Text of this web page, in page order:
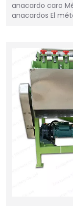
anacardo caro
anacardos El